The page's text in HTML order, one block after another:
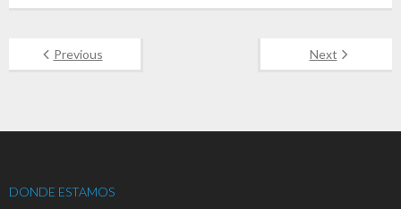
Previous Next
DONDE ESTAMOS